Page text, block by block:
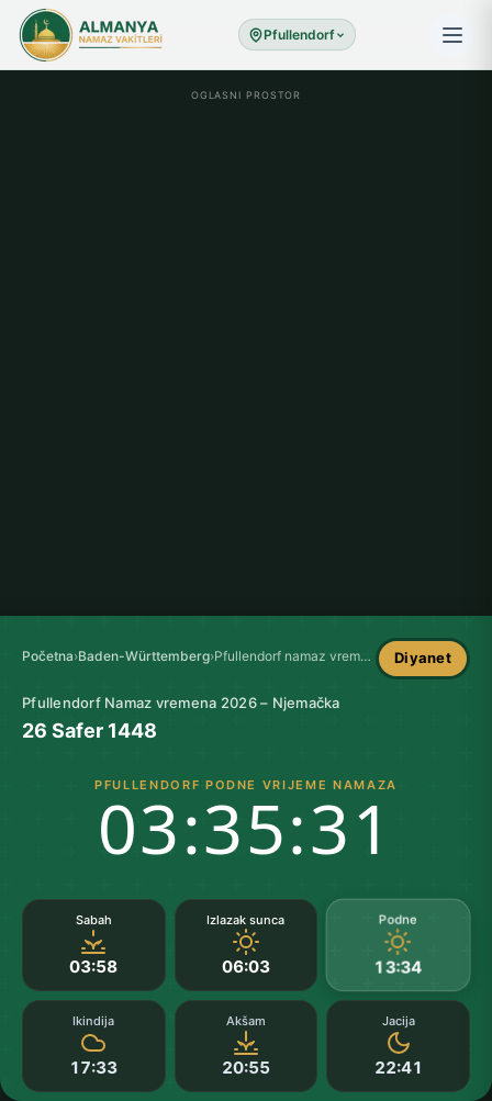
Pfullendorf
OGLASNI PROSTOR
Početna›Baden-Württemberg› Pfullendorf namaz vremena Diyanet
Pfullendorf Namaz vremena 2026 – Njemačka
26 Safer 1448
PFULLENDORF PODNE VRIJEME NAMAZA
03:35:31
Sabah
03:58
Izlazak sunca
06:03
Podne
13:34
Ikindija
17:33
Akšam
20:55
Jacija
22:41